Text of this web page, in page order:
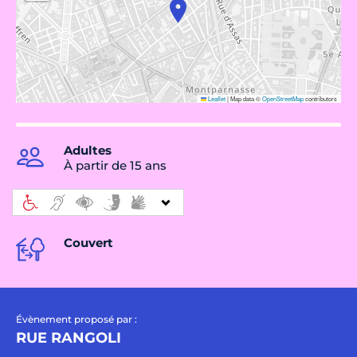
Leaflet|Map data ©OpenStreetMapcontributors
Adultes
À partir de 15 ans
Couvert
Évènement proposé par :
RUE RANGOLI